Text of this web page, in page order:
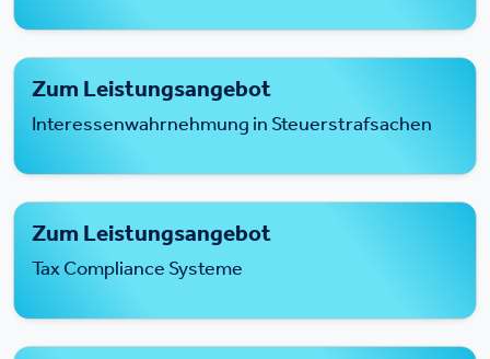
Zum Leistungsangebot
Interessenwahrnehmung in Steuerstrafsachen
Zum Leistungsangebot
Tax Compliance Systeme